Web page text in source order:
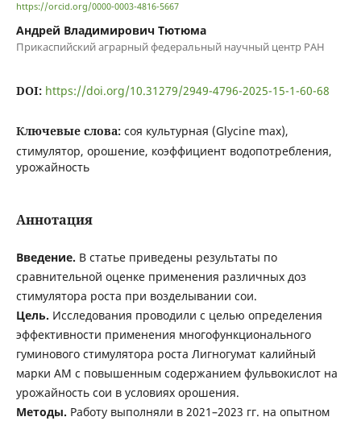
https://orcid.org/0000-0003-4816-5667
Андрей Владимирович Тютюма
Прикаспийский аграрный федеральный научный центр РАН
DOI: https://doi.org/10.31279/2949-4796-2025-15-1-60-68
Ключевые слова: соя культурная (Glycine max),
стимулятор, орошение, коэффициент водопотребления,
урожайность
Аннотация
Введение. В статье приведены результаты по
сравнительной оценке применения различных доз
стимулятора роста при возделывании сои.
Цель. Исследования проводили с целью определения
эффективности применения многофункционального
гуминового стимулятора роста Лигногумат калийный
марки АМ с повышенным содержанием фульвокислот на
урожайность сои в условиях орошения.
Методы. Работу выполняли в 2021–2023 гг. на опытном